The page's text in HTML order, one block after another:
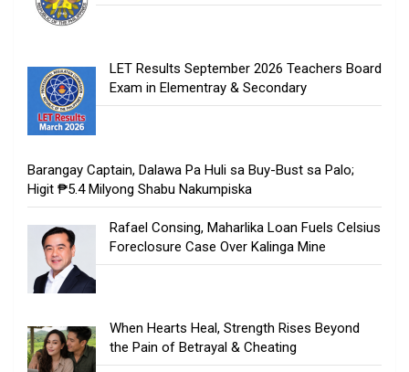
LET Results September 2026 Teachers Board
Exam in Elementray & Secondary
Barangay Captain, Dalawa Pa Huli sa Buy-Bust sa Palo;
Higit ₱5.4 Milyong Shabu Nakumpiska
Rafael Consing, Maharlika Loan Fuels Celsius
Foreclosure Case Over Kalinga Mine
When Hearts Heal, Strength Rises Beyond
the Pain of Betrayal & Cheating